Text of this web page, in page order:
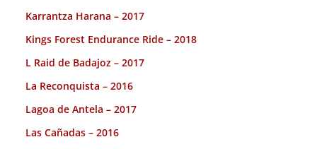
Karrantza Harana – 2017
Kings Forest Endurance Ride – 2018
L Raid de Badajoz – 2017
La Reconquista – 2016
Lagoa de Antela – 2017
Las Cañadas – 2016